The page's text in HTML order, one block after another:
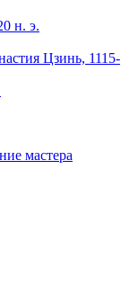
н. э.
Цзинь, 1115-
мастера